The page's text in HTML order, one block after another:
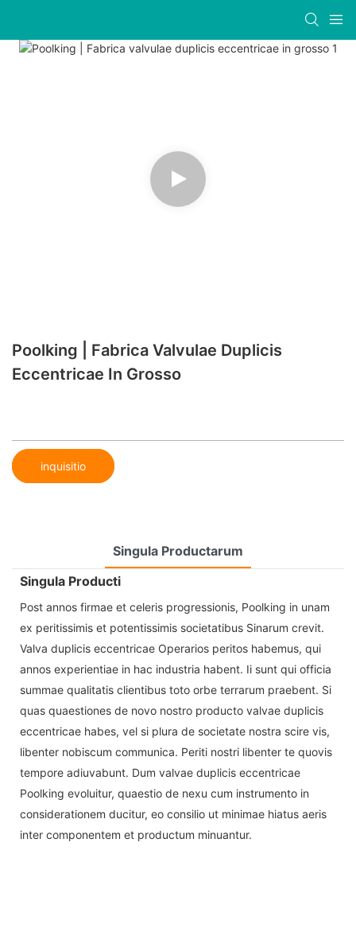
Poolking | Fabrica Valvulae Duplicis
Eccentricae In Grosso
inquisitio
Singula Productarum
Singula Producti
Post annos firmae et celeris progressionis, Poolking in unam
ex peritissimis et potentissimis societatibus Sinarum crevit.
Valva duplicis eccentricae Operarios peritos habemus, qui
annos experientiae in hac industria habent. Ii sunt qui officia
summae qualitatis clientibus toto orbe terrarum praebent. Si
quas quaestiones de novo nostro producto valvae duplicis
eccentricae habes, vel si plura de societate nostra scire vis,
libenter nobiscum communica. Periti nostri libenter te quovis
tempore adiuvabunt. Dum valvae duplicis eccentricae
Poolking evoluitur, quaestio de nexu cum instrumento in
considerationem ducitur, eo consilio ut minimae hiatus aeris
inter componentem et productum minuantur.